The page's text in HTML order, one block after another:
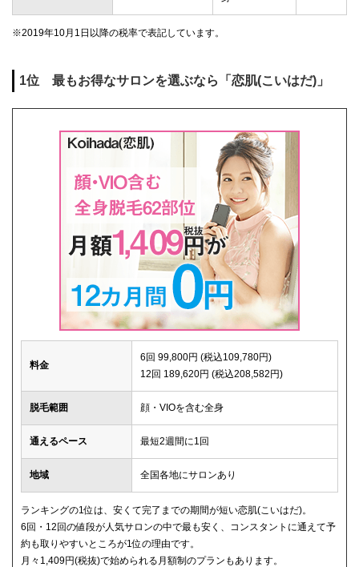
※2019年10月1日以降の税率で表記しています。
1位 最もお得なサロンを選ぶなら「恋肌(こいはだ)」
料金
6回 99,800円 (税込109,780円)
12回 189,620円 (税込208,582円)
脱毛範囲 顔・VIOを含む全身
通えるペース 最短2週間に1回
地域 全国各地にサロンあり
ランキングの1位は、安くて完了までの期間が短い恋肌(こいはだ)。
6回・12回の値段が人気サロンの中で最も安く、コンスタントに通えて予
約も取りやすいところが1位の理由です。
月々1,409円(税抜)で始められる月額制のプランもあります。